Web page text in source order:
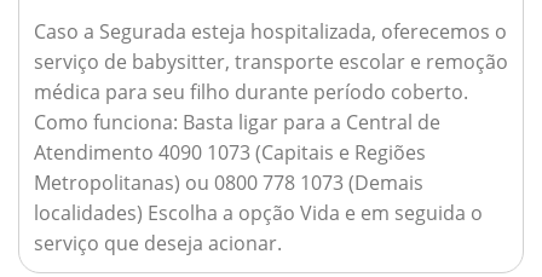
Caso a Segurada esteja hospitalizada, oferecemos o
serviço de babysitter, transporte escolar e remoção
médica para seu filho durante período coberto.
Como funciona: Basta ligar para a Central de
Atendimento 4090 1073 (Capitais e Regiões
Metropolitanas) ou 0800 778 1073 (Demais
localidades) Escolha a opção Vida e em seguida o
serviço que deseja acionar.